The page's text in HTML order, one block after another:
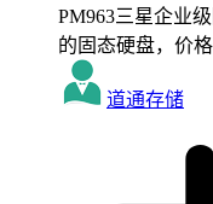
PM963三星企业
的固态硬盘，价
道通存储